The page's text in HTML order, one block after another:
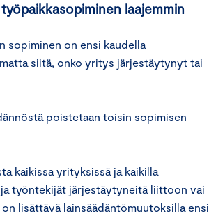
laajemmin
sopiminen on ensi kaudella
siitä, onko yritys järjestäytynyt tai
poistetaan toisin sopimisen
kaikissa yrityksissä ja kaikilla
työntekijät järjestäytyneitä liittoon vai
lisättävä lainsäädäntömuutoksilla ensi